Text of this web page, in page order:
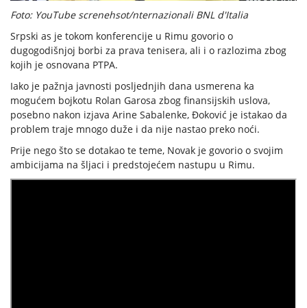
Foto: YouTube screnehsot/nternazionali BNL d'Italia
Srpski as je tokom konferencije u Rimu govorio o
dugogodišnjoj borbi za prava tenisera, ali i o razlozima zbog
kojih je osnovana PTPA.
Iako je pažnja javnosti posljednjih dana usmerena ka
mogućem bojkotu Rolan Garosa zbog finansijskih uslova,
posebno nakon izjava Arine Sabalenke, Đoković je istakao da
problem traje mnogo duže i da nije nastao preko noći.
Prije nego što se dotakao te teme, Novak je govorio o svojim
ambicijama na šljaci i predstojećem nastupu u Rimu.